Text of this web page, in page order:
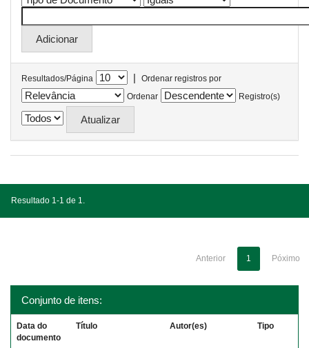
Resultados/Página |
Ordenar registros por
Ordenar
Registro(s)
Resultado 1-1 de 1.
Anterior 1 Póximo
Conjunto de itens:
Data do
documento
Título Autor(es) Tipo